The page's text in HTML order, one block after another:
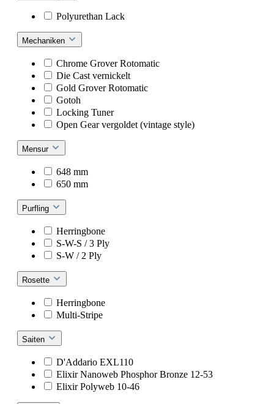
Polyurethan Lack
Mechaniken
Chrome Grover Rotomatic
Die Cast vernickelt
Gold Grover Rotomatic
Gotoh
Locking Tuner
Open Gear vergoldet (vintage style)
Mensur
648 mm
650 mm
Purfling
Herringbone
S-W-S / 3 Ply
S-W / 2 Ply
Rosette
Herringbone
Multi-Stripe
Saiten
D'Addario EXL110
Elixir Nanoweb Phosphor Bronze 12-53
Elixir Polyweb 10-46